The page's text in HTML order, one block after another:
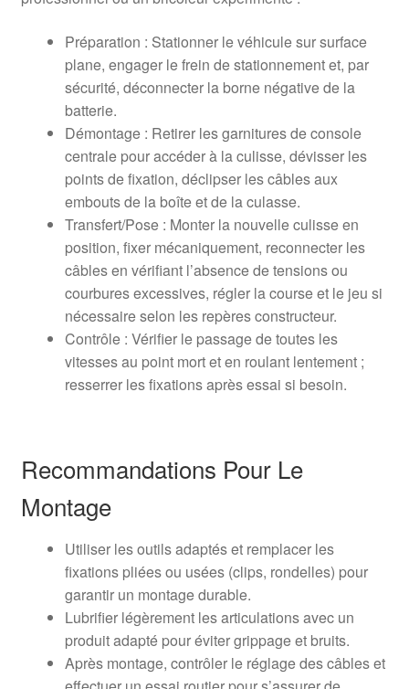
Préparation : Stationner le véhicule sur surface
plane, engager le frein de stationnement et, par
sécurité, déconnecter la borne négative de la
batterie.
Démontage : Retirer les garnitures de console
centrale pour accéder à la culisse, dévisser les
points de fixation, déclipser les câbles aux
embouts de la boîte et de la culasse.
Transfert/Pose : Monter la nouvelle culisse en
position, fixer mécaniquement, reconnecter les
câbles en vérifiant l’absence de tensions ou
courbures excessives, régler la course et le jeu si
nécessaire selon les repères constructeur.
Contrôle : Vérifier le passage de toutes les
vitesses au point mort et en roulant lentement ;
resserrer les fixations après essai si besoin.
Recommandations Pour Le
Montage
Utiliser les outils adaptés et remplacer les
fixations pliées ou usées (clips, rondelles) pour
garantir un montage durable.
Lubrifier légèrement les articulations avec un
produit adapté pour éviter grippage et bruits.
Après montage, contrôler le réglage des câbles et